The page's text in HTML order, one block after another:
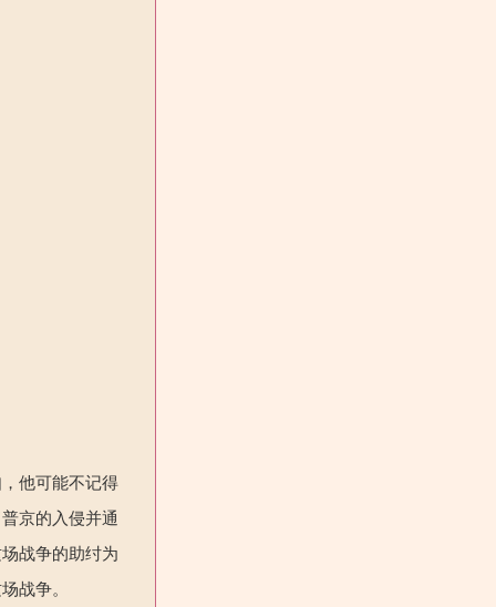
他可能不记得
京的入侵并通
战争的助纣为
战争。